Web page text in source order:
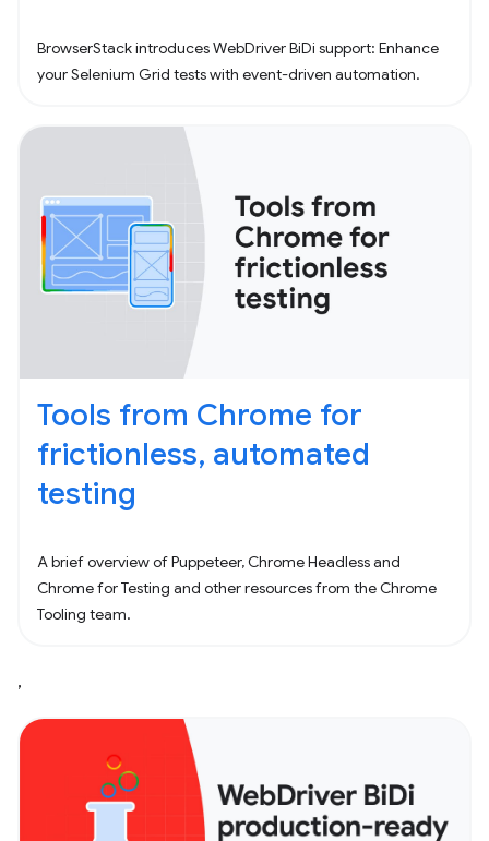
BrowserStack introduces WebDriver BiDi support: Enhance
your Selenium Grid tests with event-driven automation.
Tools from Chrome for
frictionless, automated
testing
A brief overview of Puppeteer, Chrome Headless and
Chrome for Testing and other resources from the Chrome
Tooling team.
,